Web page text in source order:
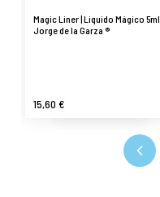
Magic Liner | Liquido Mágico
Jorge de la Garza ®
15,60 €